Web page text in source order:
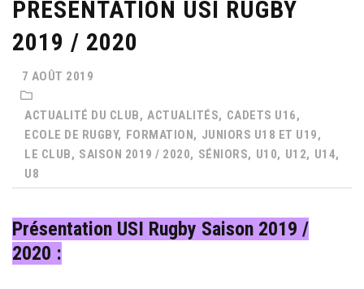
PRÉSENTATION USI RUGBY
2019 / 2020
7 AOÛT 2019
ACTUALITÉ DU CLUB, ACTUALITÉS, CADETS U16,
ECOLE DE RUGBY, FORMATION, JUNIORS U18 ET U19,
LE CLUB, SAISON 2019 / 2020, SÉNIORS, U10, U12, U14,
U8
Présentation USI Rugby Saison 2019 /
2020 :